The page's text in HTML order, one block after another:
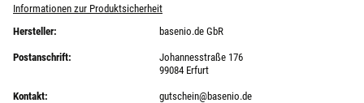
Informationen zur Produktsicherheit
Hersteller:
basenio.de GbR
Postanschrift:
Johannesstraße 176
99084 Erfurt
Kontakt: gutschein@basenio.de